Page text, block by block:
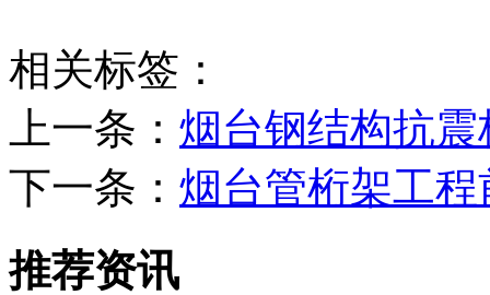
相关标签：
上一条： 烟台钢结构抗
下一条： 烟台管桁架工
推荐资讯